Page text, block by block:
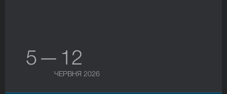
5 — 12
ЧЕРВНЯ 2026